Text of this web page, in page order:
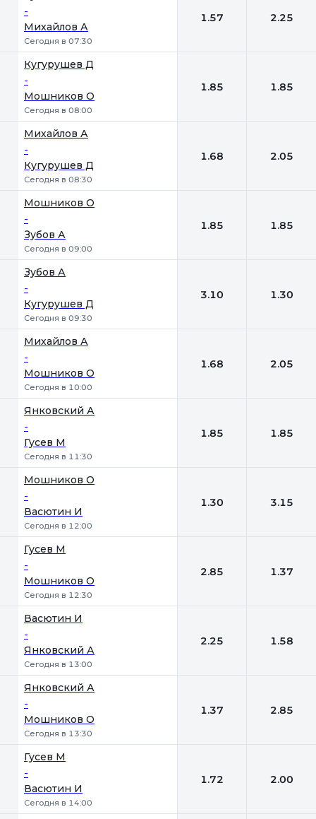
-
Михайлов А
Сегодня в 07:30
1.57 2.25
Кугурушев Д
-
Мошников О
Сегодня в 08:00
1.85 1.85
Михайлов А
-
Кугурушев Д
Сегодня в 08:30
1.68 2.05
Мошников О
-
Зубов А
Сегодня в 09:00
1.85 1.85
Зубов А
-
Кугурушев Д
Сегодня в 09:30
3.10 1.30
Михайлов А
-
Мошников О
Сегодня в 10:00
1.68 2.05
Янковский А
-
Гусев М
Сегодня в 11:30
1.85 1.85
Мошников О
-
Васютин И
Сегодня в 12:00
1.30 3.15
Гусев М
-
Мошников О
Сегодня в 12:30
2.85 1.37
Васютин И
-
Янковский А
Сегодня в 13:00
2.25 1.58
Янковский А
-
Мошников О
Сегодня в 13:30
1.37 2.85
Гусев М
-
Васютин И
Сегодня в 14:00
1.72 2.00